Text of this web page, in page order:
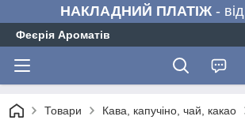
НАКЛАДНИЙ ПЛАТІЖ- від
Феєрія Ароматів
Товари Кава, капучіно, чай, какао